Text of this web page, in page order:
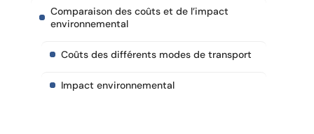
Comparaison des coûts et de l’impact
environnemental
Coûts des différents modes de transport
Impact environnemental